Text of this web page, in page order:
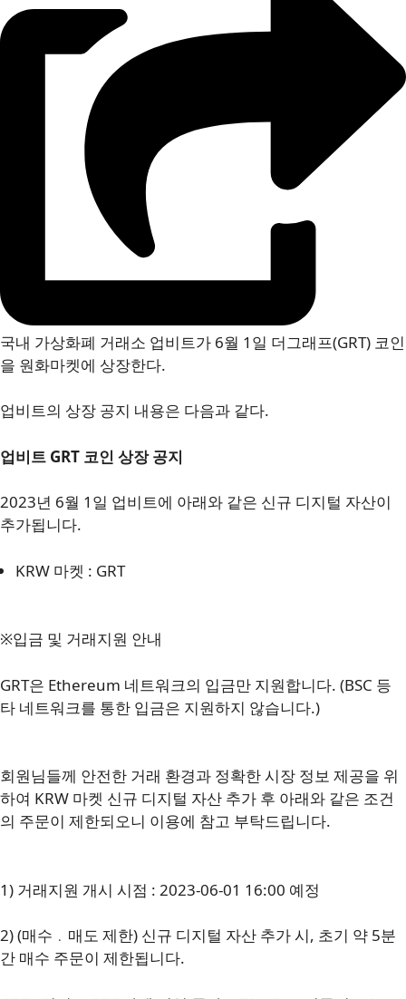
국내 가상화폐 거래소 업비트가 6월 1일 더그래프(GRT) 코인
을 원화마켓에 상장한다.
업비트의 상장 공지 내용은 다음과 같다.
업비트 GRT 코인 상장 공지
2023년 6월 1일 업비트에 아래와 같은 신규 디지털 자산이
추가됩니다.
KRW 마켓 : GRT
※입금 및 거래지원 안내
GRT은 Ethereum 네트워크의 입금만 지원합니다. (BSC 등
타 네트워크를 통한 입금은 지원하지 않습니다.)
회원님들께 안전한 거래 환경과 정확한 시장 정보 제공을 위
하여 KRW 마켓 신규 디지털 자산 추가 후 아래와 같은 조건
의 주문이 제한되오니 이용에 참고 부탁드립니다.
1) 거래지원 개시 시점 : 2023-06-01 16:00 예정
2) (매수﹒매도 제한) 신규 디지털 자산 추가 시, 초기 약 5분
간 매수 주문이 제한됩니다.